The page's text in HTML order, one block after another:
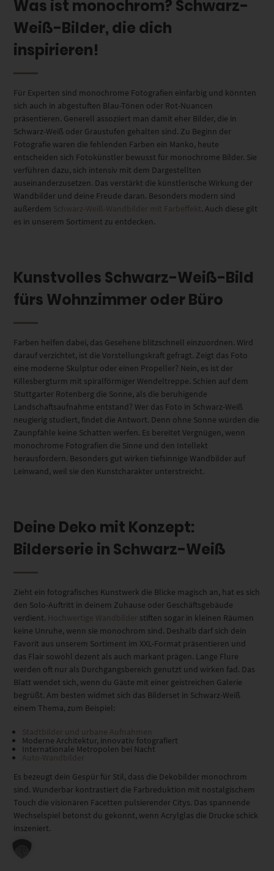
Was ist monochrom? Schwarz-
Weiß-Bilder, die dich
inspirieren!
Für Experten sind monochrome Fotografien einfarbig und könnten
sich auch in abgestuften Blau-Tönen oder Rot-Nuancen
präsentieren. Generell assoziiert man damit eher Bilder, die in
Schwarz-Weiß oder Graustufen gehalten sind. Zu Beginn der
Fotografie waren die fehlenden Farben ein Manko, heute
entscheiden sich Fotokünstler bewusst für monochrome Bilder. Sie
verführen dazu, sich intensiv mit dem Dargestellten
auseinanderzusetzen. Das verstärkt die künstlerische Wirkung der
Wandbilder und deine Freude daran. Besonders modern sind
außerdem Schwarz-Weiß-Wandbilder mit Farbeffekt. Auch diese gilt
es in unserem Sortiment zu entdecken.
Kunstvolles Schwarz-Weiß-Bild
fürs Wohnzimmer oder Büro
Farben helfen dabei, das Gesehene blitzschnell einzuordnen. Wird
darauf verzichtet, ist die Vorstellungskraft gefragt. Zeigt das Foto
eine moderne Skulptur oder einen Propeller? Nein, es ist der
Killesbergturm mit spiralförmiger Wendeltreppe. Schien auf dem
Stuttgarter Rotenberg die Sonne, als die beruhigende
Landschaftsaufnahme entstand? Wer das Foto in Schwarz-Weiß
neugierig studiert, findet die Antwort. Denn ohne Sonne würden die
Zaunpfähle keine Schatten werfen. Es bereitet Vergnügen, wenn
monochrome Fotografien die Sinne und den Intellekt
herausfordern. Besonders gut wirken tiefsinnige Wandbilder auf
Leinwand, weil sie den Kunstcharakter unterstreicht.
Deine Deko mit Konzept:
Bilderserie in Schwarz-Weiß
Zieht ein fotografisches Kunstwerk die Blicke magisch an, hat es sich
den Solo-Auftritt in deinem Zuhause oder Geschäftsgebäude
verdient. Hochwertige Wandbilder stiften sogar in kleinen Räumen
keine Unruhe, wenn sie monochrom sind. Deshalb darf sich dein
Favorit aus unserem Sortiment im XXL-Format präsentieren und
das Flair sowohl dezent als auch markant prägen. Lange Flure
werden oft nur als Durchgangsbereich genutzt und wirken fad. Das
Blatt wendet sich, wenn du Gäste mit einer geistreichen Galerie
begrüßt. Am besten widmet sich das Bilderset in Schwarz-Weiß
einem Thema, zum Beispiel:
Stadtbilder und urbane Aufnahmen
Moderne Architektur, innovativ fotografiert
Internationale Metropolen bei Nacht
Auto-Wandbilder
Es bezeugt dein Gespür für Stil, dass die Dekobilder monochrom
sind. Wunderbar kontrastiert die Farbreduktion mit nostalgischem
Touch die visionären Facetten pulsierender Citys. Das spannende
Wechselspiel betonst du gekonnt, wenn Acrylglas die Drucke schick
inszeniert.